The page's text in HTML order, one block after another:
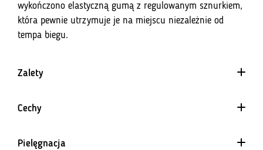
wykończono elastyczną gumą z regulowanym sznurkiem,
która pewnie utrzymuje je na miejscu niezależnie od
tempa biegu.
Zalety
Cechy
Pielęgnacja